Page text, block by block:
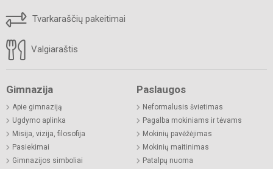
Tvarkaraščių pakeitimai
Valgiaraštis
Gimnazija
Apie gimnaziją
Ugdymo aplinka
Misija, vizija, filosofija
Pasiekimai
Gimnazijos simboliai
Paslaugos
Neformalusis švietimas
Pagalba mokiniams ir tėvams
Mokinių pavėžėjimas
Mokinių maitinimas
Patalpų nuoma